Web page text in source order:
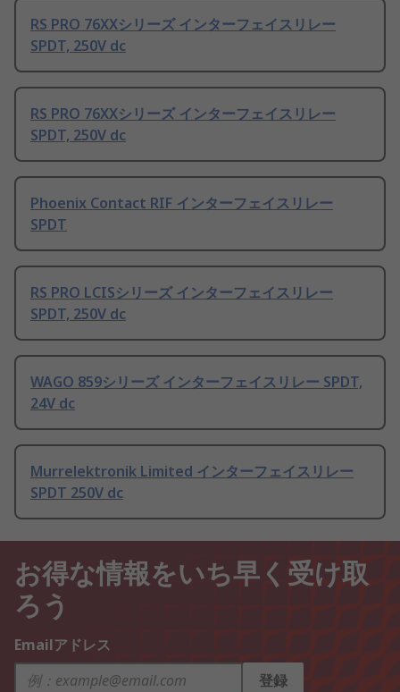
RS PRO 76XXシリーズ インターフェイスリレー
SPDT, 250V dc
RS PRO 76XXシリーズ インターフェイスリレー
SPDT, 250V dc
Phoenix Contact RIF インターフェイスリレー
SPDT
RS PRO LCISシリーズ インターフェイスリレー
SPDT, 250V dc
WAGO 859シリーズ インターフェイスリレー SPDT,
24V dc
Murrelektronik Limited インターフェイスリレー
SPDT 250V dc
お得な情報をいち早く受け取
ろう
Emailアドレス
登録